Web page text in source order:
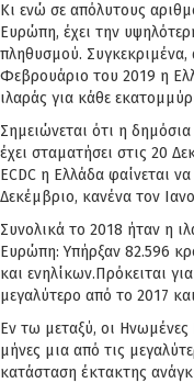
Κι ενώ σε απόλυτους
Ευρώπη, έχει την
πληθυσμού.
Φεβρουάριο του 2019 η
ιλαράς για κάθε
Σημειώνεται ότι η
έχει σταματήσει στις 20
ECDC η Ελλάδα φαίνεται
Δεκέμβριο, κανένα τον
Συνολικά το 2018 ήταν η
Ευρώπη: Υπήρξαν 82.596
και ενηλίκων.Πρόκειται
μεγαλύτερο από το 2017
Εν τω μεταξύ, οι Ηνωμένες
μήνες μια από τις
κατάσταση έκτακτης